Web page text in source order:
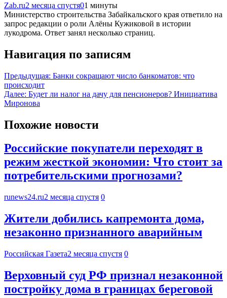
Zab.ru2 месяца спустя01 минуты
Министерство строительства Забайкальского края ответило на
запрос редакции о роли Алёны Кужиковой в истории
лукодрома. Ответ занял несколько страниц.
Навигация по записям
Предыдущая: Банки сокращают число банкоматов: что
происходит
Далее: Будет ли налог на дачу для пенсионеров? Инициатива
Миронова
Похожие новости
Российские покупатели переходят в
режим жесткой экономии: Что стоит за
потребительскими прогнозами?
runews24.ru2 месяца спустя 0
Жители добились капремонта дома,
незаконно признанного аварийным
Российская Газета2 месяца спустя 0
Верховный суд РФ признал незаконной
постройку дома в границах береговой